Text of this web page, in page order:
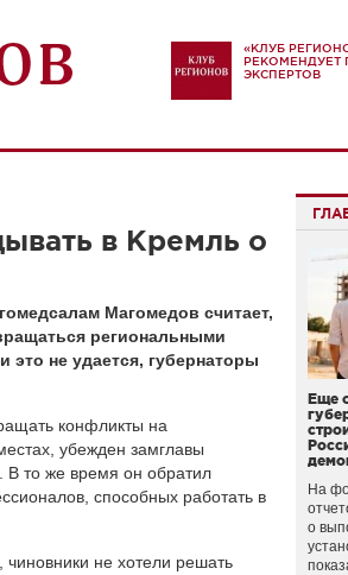
«КЛУБ
РЕКОМЕНДУЕТ
ЭКСПЕРТОВ
в Кремль о
Магомедов считает,
региональными
это не удается, губернаторы
конфликты на
убежден замглавы
то же время он обратил
способных работать в
не хотели решать
Еще
На
о